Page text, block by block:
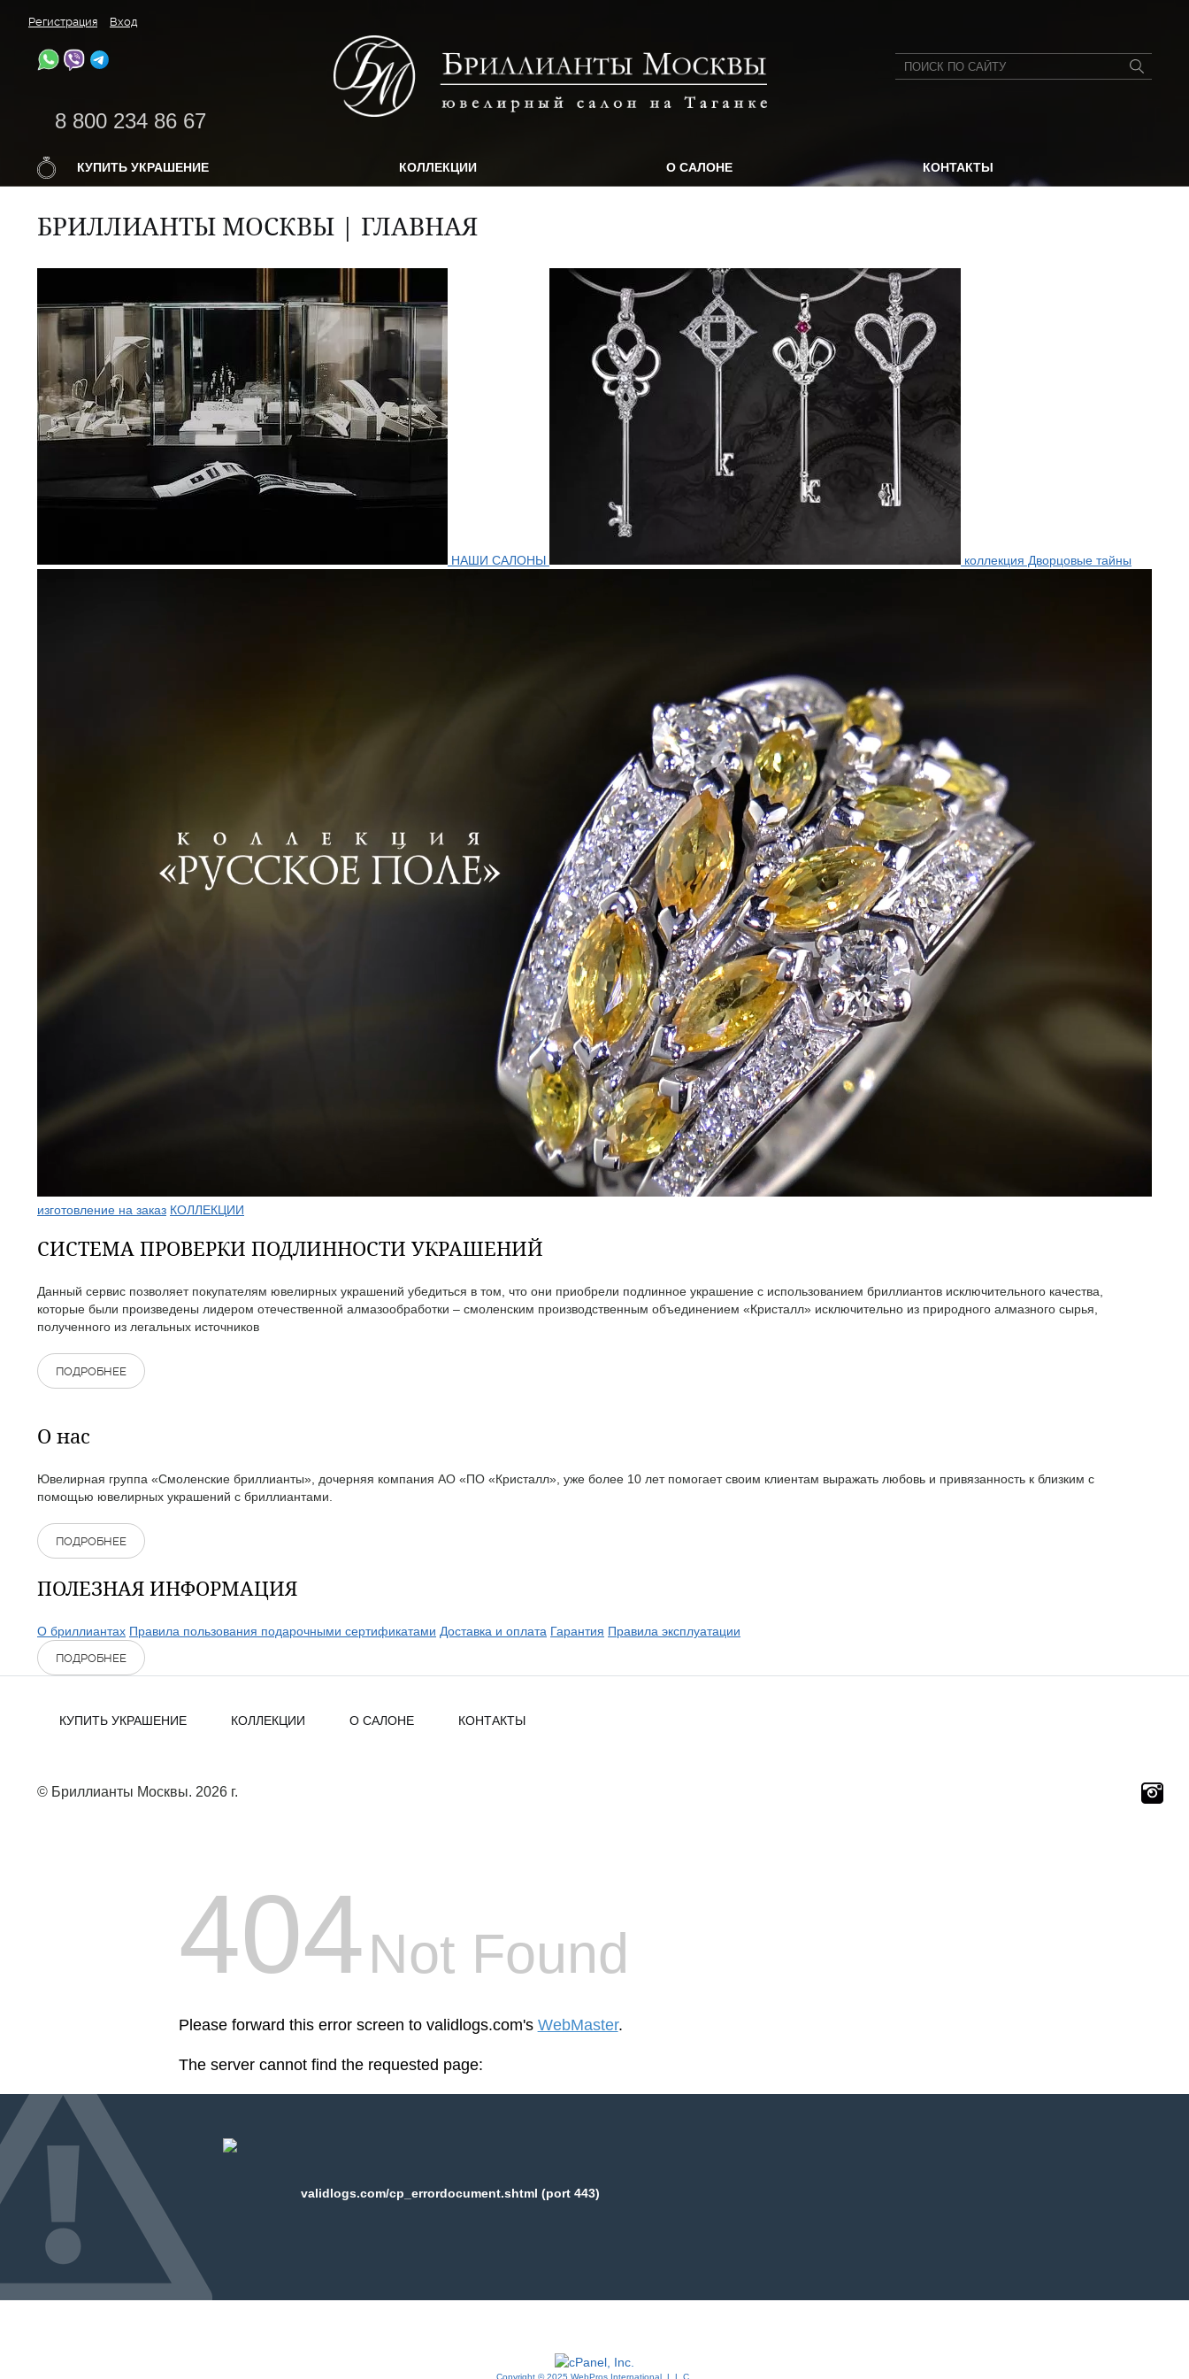
Регистрация Вход
8 800 234 86 67
КУПИТЬ УКРАШЕНИЕ КОЛЛЕКЦИИ О САЛОНЕ КОНТАКТЫ
БРИЛЛИАНТЫ МОСКВЫ | ГЛАВНАЯ
НАШИ САЛОНЫ коллекция Дворцовые тайны
изготовление на заказ КОЛЛЕКЦИИ
СИСТЕМА ПРОВЕРКИ ПОДЛИННОСТИ УКРАШЕНИЙ
Данный сервис позволяет покупателям ювелирных украшений убедиться в том, что они приобрели подлинное украшение с использованием бриллиантов исключительного качества,
которые были произведены лидером отечественной алмазообработки – смоленским производственным объединением «Кристалл» исключительно из природного алмазного сырья,
полученного из легальных источников
ПОДРОБНЕЕ
О нас
Ювелирная группа «Смоленские бриллианты», дочерняя компания АО «ПО «Кристалл», уже более 10 лет помогает своим клиентам выражать любовь и привязанность к близким с
помощью ювелирных украшений с бриллиантами.
ПОДРОБНЕЕ
ПОЛЕЗНАЯ ИНФОРМАЦИЯ
О бриллиантах Правила пользования подарочными сертификатами Доставка и оплата Гарантия Правила эксплуатации
ПОДРОБНЕЕ
КУПИТЬ УКРАШЕНИЕ КОЛЛЕКЦИИ О САЛОНЕ КОНТАКТЫ
© Бриллианты Москвы. 2026 г.
404Not Found
Please forward this error screen to validlogs.com's WebMaster.
The server cannot find the requested page:
validlogs.com/cp_errordocument.shtml (port 443)
Copyright © 2025 WebPros International, L.L.C.